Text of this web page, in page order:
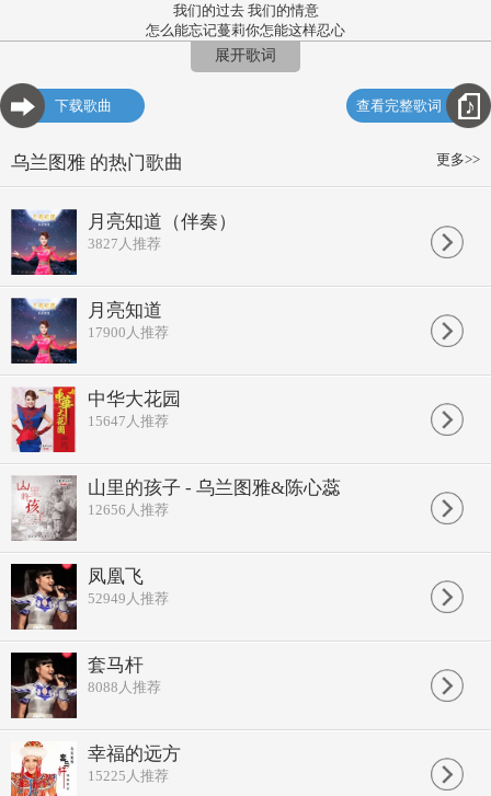
我们的过去 我们的情意
怎么能忘记蔓莉你怎能这样忍心
静静的就离去 我很伤心 从今以后
不能够见到你只有留下往日的情景
美丽的青山 美丽的绿水 只有我和你
只有希望在梦中能够时常看到你 蔓莉
一样的青天 一样的平原 只是少了你
我很伤心 不能和你永远的在一起
只有等待着我们死后埋葬在一起
ＥＮＤ
展开歌词
下载歌曲 查看完整歌词
更多>>
乌兰图雅 的热门歌曲
月亮知道（伴奏）
3827 人推荐
月亮知道
17900 人推荐
中华大花园
15647 人推荐
山里的孩子 - 乌兰图雅&陈心蕊
12656 人推荐
凤凰飞
52949 人推荐
套马杆
8088 人推荐
幸福的远方
15225 人推荐